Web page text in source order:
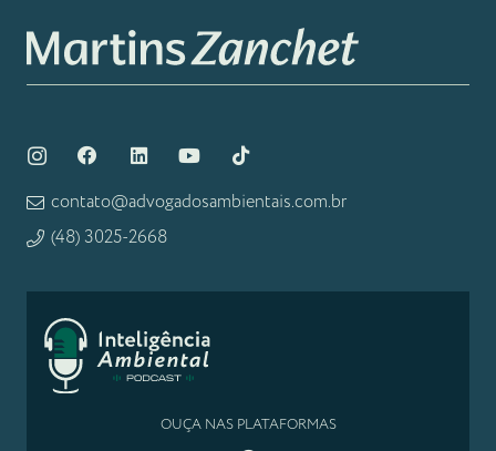
contato@advogadosambientais.com.br
(48) 3025-2668
OUÇA NAS PLATAFORMAS